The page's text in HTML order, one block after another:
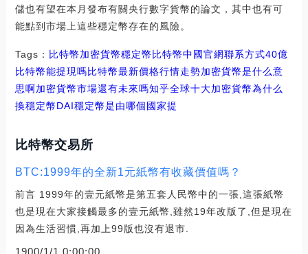
儲也有望在本月發布有關央行數字貨幣的論文，其中也有可
能點到市場上這些穩定幣存在的風險。
Tags： 比特幣加密貨幣穩定幣比特幣中國官網聯系方式40億
比特幣能提現嗎比特幣最新價格行情走勢加密貨幣是什么意
思啊加密貨幣市場還有未來嗎知乎全球十大加密貨幣為什么
換穩定幣DAI穩定幣是由哪個國家提
比特幣交易所
BTC:1999年的全新1元紙幣有收藏價值嗎？
前言 1999年的壹元紙幣是第五套人民幣中的一張,這張紙幣
也是現在大家接觸最多的壹元紙幣,雖然19年改版了,但是現在
因為生活習慣,再加上99版也沒有退市.
1900/1/1 0:00:00